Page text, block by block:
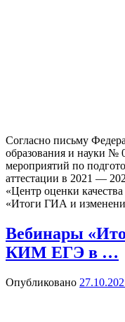
Согласно письму
образования и науки №
мероприятий по
аттестации в 2021 —
«Центр оценки
«Итоги ГИА и
Вебинары
КИМ ЕГЭ в …
Опубликовано